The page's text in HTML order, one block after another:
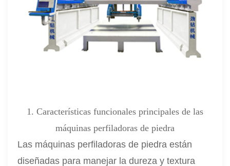
1. Características funcionales principales de las
máquinas perfiladoras de piedra
Las máquinas perfiladoras de piedra están
diseñadas para manejar la dureza y textura